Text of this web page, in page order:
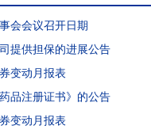
会会议召开日期
提供担保的进展公告
变动月报表
品注册证书》的公告
变动月报表